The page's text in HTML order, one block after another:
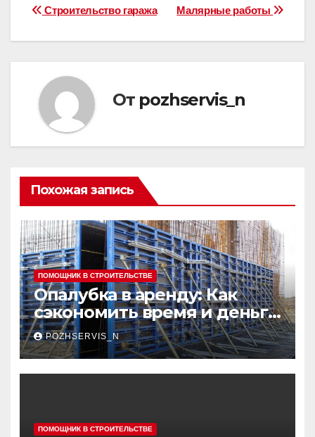
Навигация
по
записям
Малярные работы
Строительство гаража
От pozhservis_n
Похожая запись
ПОМОЩНИК В СТРОИТЕЛЬСТВЕ
Опалубка в аренду: Как
сэкономить время и деньги
на строительных проектах
POZHSERVIS_N
ПОМОЩНИК В СТРОИТЕЛЬСТВЕ